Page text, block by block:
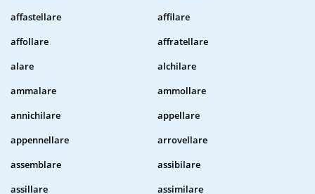
affastellare
affilare
affollare
affratellare
alare
alchilare
ammalare
ammollare
annichilare
appellare
appennellare
arrovellare
assemblare
assibilare
assillare
assimilare